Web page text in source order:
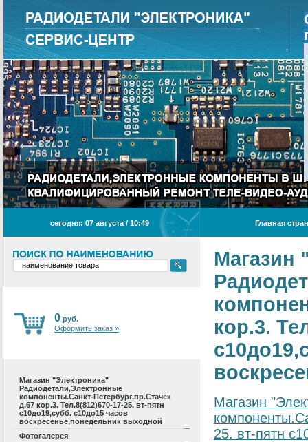
сегодня: 07 августа / 10 49 Главная
0 руб.
Оформить заказ »
Магазин "Электроника"
Радиодетали,Электронные
компоненты.Санкт-Петербург,пр.Стачек
д.67 кор.3. Тел.8(812)670-17-25. вт-пятн
с10до19,субб. с10до15 часов
воскресенье,понедельник выходной
Фотогалерея
Магазин
кор.3.
Магазин
25. вт-пятн